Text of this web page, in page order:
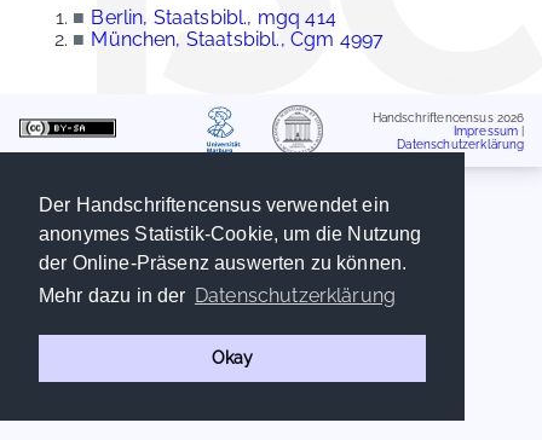
Der Handschriftencensus verwendet ein
anonymes Statistik-Cookie, um die Nutzung
der Online-Präsenz auswerten zu können.
Mehr dazu in der Datenschutzerklärung
Okay
■ Berlin, Staatsbibl., mgq 414
■ München, Staatsbibl., Cgm 4997
Handschriftencensus 2026
Impressum
Datenschutzerklärung